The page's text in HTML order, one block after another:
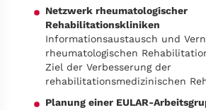
Netzwerk rheumatologischer
Rehabilitationskliniken
Informationsaustausch und
rheumatologischen
Ziel der Verbesserung der
rehabilitationsmedizinischen
Planung einer EULAR-